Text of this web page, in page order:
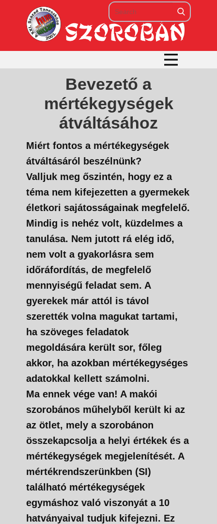
Bevezető a
mértékegységek
átváltásához
Miért fontos a mértékegységek
átváltásáról beszélnünk?
Valljuk meg őszintén, hogy ez a
téma nem kifejezetten a gyermekek
életkori sajátosságainak megfelelő.
Mindig is nehéz volt, küzdelmes a
tanulása. Nem jutott rá elég idő,
nem volt a gyakorlásra sem
időráfordítás, de megfelelő
mennyiségű feladat sem. A
gyerekek már attól is távol
szerették volna magukat tartami,
ha szöveges feladatok
megoldására került sor, főleg
akkor, ha azokban mértékegységes
adatokkal kellett számolni.
Ma ennek vége van! A makói
szorobános műhelyből került ki az
az ötlet, mely a szorobánon
összekapcsolja a helyi értékek és a
mértékegységek megjelenítését. A
mértékrendszerünkben (SI)
található mértékegységek
egymáshoz való viszonyát a 10
hatványaival tudjuk kifejezni. Ez